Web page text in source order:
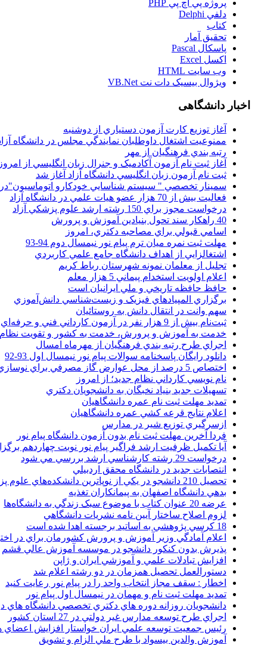
پروژه پي اچ پي PHP
دلفي Delphi
کتاب
تحقيق آمار
پاسکال Pascal
اکسل Excel
وب سايت HTML
ويژوال بيسيک دات نت VB.Net
اخبار دانشگاهی
آغاز توزيع کارت آزمون دستياري از دوشنبه
ممنوعيت اشتغال داوطلبان نمايندگي مجلس در دانشگاه
رتبه بندي فرهنگيان از مهر
آغاز ثبت نام آزمون آکادميک و جنرال زبان انگليسي از امروز
ثبت نام آزمون زبان انگليسي دانشگاه آزاد آغاز شد
سمينار تخصصي " سيستم شناسايي خودکارو
فعاليت بيش از 70 هزار عضو هيات علمي در دانشگاه آزاد
درخواست مجوز براي 150 رشته ارشد علوم پزشکي آزاد
40 راهکار سند تحول بنيادين آموزش و پرورش
اسامي قبولي براي مصاحبه دکتري، امروز
مهلت ثبت نمره میان ترم پیام نور نیمسال دوم 94-93
اشتغالزايي از اهداف دانشگاه جامع علمي کاربردي
تجليل از معلمان نمونه شهرستان رباط کريم
اعلام اولويت استخدام پيماني 5 هزار معلم
حافظ حافظه تاريخي و ملي ايرانيان است
برگزاري المپيادهاي فيزيک و زيست‌شناسي دانش‌آموزي
سهم وانت در انتقال دانش به روستائيان
ثبت‌نام بيش از 9 هزار نفر در آزمون کارداني فني و حرفه‌اي
خدمت به آموزش و پرورش، خدمت به کشور و تقويت
اجراي طرح رتبه بندي فرهنگيان از مهرماه امسال
دانلود رایگان پاسخنامه سوالات پیام نور نیمسال اول 93-92
اختصاص 5 درصد از محل عوارض گاز مصرفي براي نوسازي مدارس
نام نويسي کارداني نظام جديد؛ از امروز
تسهيلات جديد بنياد نخبگان به دانشجويان دکتري
تمديد مهلت ثبت نام عمره دانشگاهيان
اعلام نتايج قرعه کشي عمره دانشگاهيان
ازسرگيري توزيع شير در مدارس
فردا آخرین مهلت ثبت نام بدون آزمون دانشگاه پیام نور
آیا تکمیل ظرفیت ارشد فراگیر پیام نور نوبت چهاردهم
درخواست 29 رشته کارشناسي ارشد بررسي مي شود
انتصابات جديد در دانشگاه محقق اردبيلي
تحصيل 210 دانشجو در يکي از نوپاترين دانشکده‌هاي علوم پزشکي کشور
بدهي دانشگاه اصفهان به پيمانکاران تغذيه
عرضه 20 عنوان کتاب با موضوع سبک زندگي به دانشگاه‌ها
لزوم اصلاح ساختار آيين نامه نشريات دانشگاهي
18 کرسي پژوهشي به اساتيد برجسته اهدا شده است
اعلام آمادگي وزير آموزش و پرورش کشورمان براي در
پذيرش بدون کنکور دانشجو در موسسه آموزش عالي قشم
افزايش تبادلات علمي و آموزشي ايران و ژاپن
دستورالعمل تحصیل همزمان در دو رشته اعلام شد
اخطار : سقف مجاز انتخاب واحد را در پیام نور رعایت کنید
تمدید مهلت ثبت نام و مهمان در نیمسال اول پیام نور
دانشجويان روزانه دوره هاي دكتري تخصصي دانشگاه هاي
اجراي طرح توسعه مدارس غير دولتي در 27 استان کشور
رئيس جمعيت توسعه علمي ايران خواستار افزايش اعضاي
آموزش والدين بيسواد با طرح ملي الزام و تشويق